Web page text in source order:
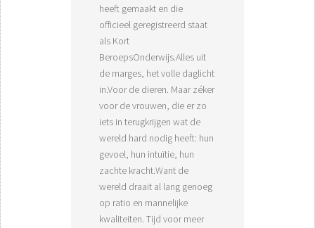
heeft gemaakt en die
officieel geregistreerd staat
als Kort
BeroepsOnderwijs.Alles uit
de marges, het volle daglicht
in.Voor de dieren. Maar zéker
voor de vrouwen, die er zo
iets in terugkrijgen wat de
wereld hard nodig heeft: hun
gevoel, hun intuïtie, hun
zachte kracht.Want de
wereld draait al lang genoeg
op ratio en mannelijke
kwaliteiten. Tijd voor meer